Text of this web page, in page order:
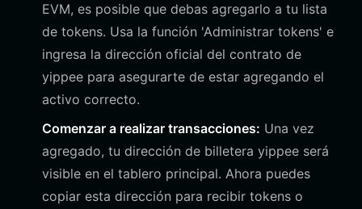
EVM, es posible que debas agregarlo a tu lista
de tokens. Usa la función 'Administrar tokens' e
ingresa la dirección oficial del contrato de
yippee para asegurarte de estar agregando el
activo correcto.
Comenzar a realizar transacciones: Una vez
agregado, tu dirección de billetera yippee será
visible en el tablero principal. Ahora puedes
copiar esta dirección para recibir tokens o